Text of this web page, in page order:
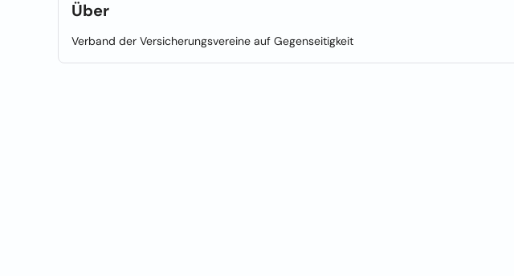
Über
Verband der Versicherungsvereine auf Gegenseitigkeit